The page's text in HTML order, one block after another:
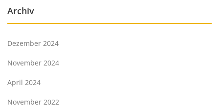
Archiv
Dezember 2024
November 2024
April 2024
November 2022